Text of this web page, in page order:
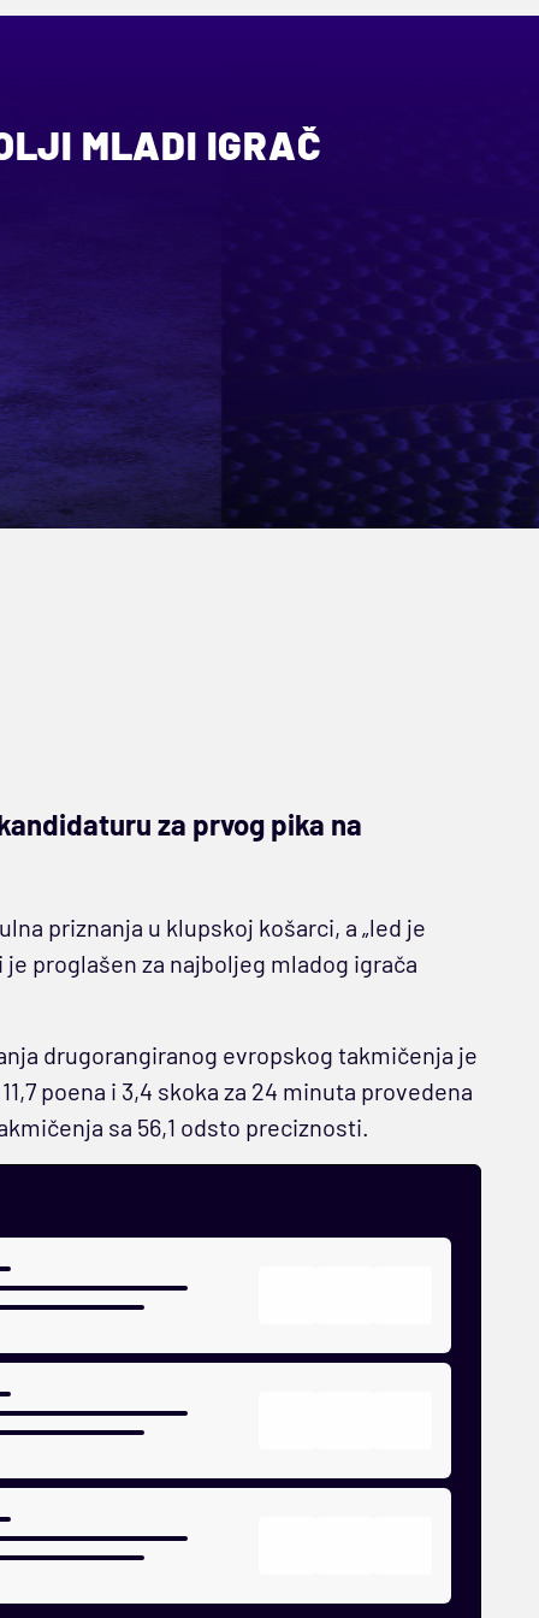
MLADI IGRAČ
za prvog pika na
priznanja u klupskoj košarci, a „led je
proglašen za najboljeg mladog igrača
drugorangiranog evropskog takmičenja je
poena i 3,4 skoka za 24 minuta provedena
sa 56,1 odsto preciznosti.